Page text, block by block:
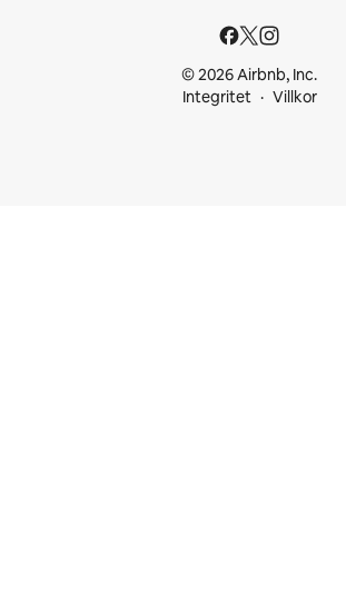
© 2026 Airbnb, Inc.
Integritet
Villkor